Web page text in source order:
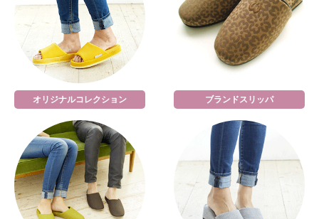
オリジナルコレクション ブランドスリッパ